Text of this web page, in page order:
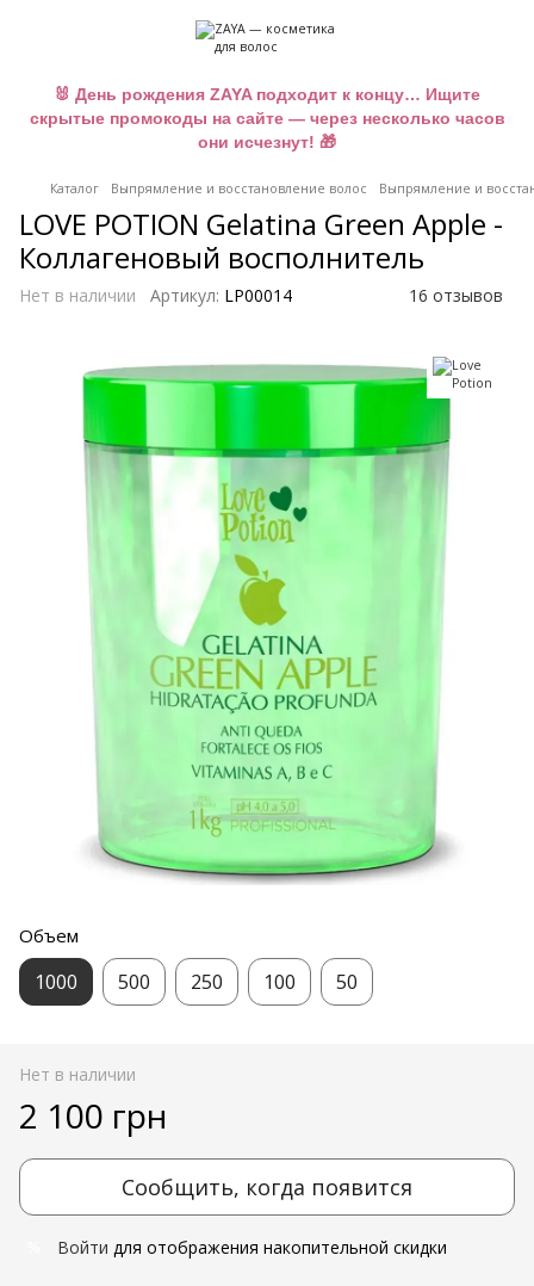
🐰 День рождения ZAYA подходит к концу… Ищите
скрытые промокоды на сайте — через несколько часов
они исчезнут! 🎁
Каталог Выпрямление и восстановление волос Выпрямление и
LOVE POTION Gelatina Green Apple -
Коллагеновый восполнитель
Нет в наличии Артикул: LP00014 16 отзывов
Объем
1000 500 250 100 50
Нет в наличии
2 100 грн
Сообщить, когда появится
Войти для отображения накопительной скидки